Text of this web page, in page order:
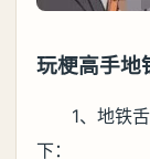
玩梗高手地
1、地铁
下：